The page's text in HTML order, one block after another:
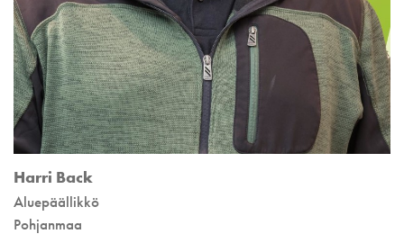
Harri Back
Aluepäällikkö
Pohjanmaa